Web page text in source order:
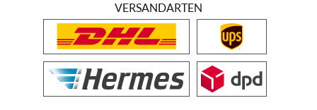
VERSANDARTEN